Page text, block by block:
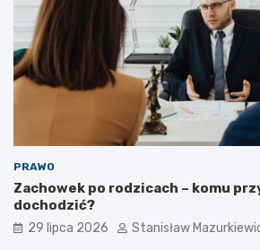
PRAWO
Zachowek po rodzicach – komu
dochodzić?
29 lipca 2026 Stanisław